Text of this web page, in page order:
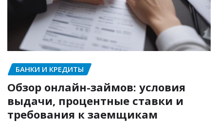
БАНКИ И КРЕДИТЫ
Обзор онлайн-займов: условия
выдачи, процентные ставки и
требования к заемщикам